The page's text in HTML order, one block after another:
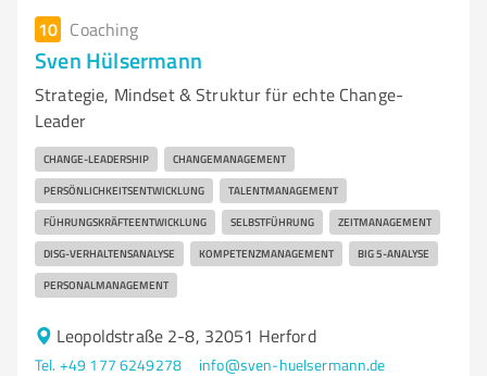
10 Coaching
Sven Hülsermann
Strategie, Mindset & Struktur für echte Change-
Leader
CHANGE-LEADERSHIP CHANGEMANAGEMENT
PERSÖNLICHKEITSENTWICKLUNG TALENTMANAGEMENT
FÜHRUNGSKRÄFTEENTWICKLUNG SELBSTFÜHRUNG ZEITMANAGEMENT
DISG-VERHALTENSANALYSE KOMPETENZMANAGEMENT BIG 5-ANALYSE
PERSONALMANAGEMENT
Leopoldstraße 2-8, 32051 Herford
Tel. +49 177 6249278
info@sven-huelsermann.de